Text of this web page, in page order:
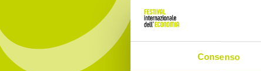
Consenso